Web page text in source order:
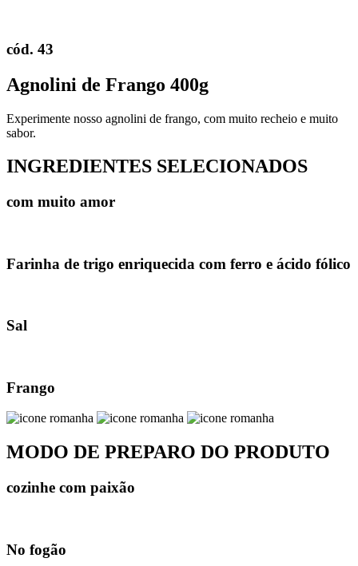
cód. 43
Agnolini de Frango 400g
Experimente nosso agnolini de frango, com muito recheio e muito
sabor.
INGREDIENTES SELECIONADOS
com muito amor
Farinha de trigo enriquecida com ferro e ácido fólico
Sal
Frango
MODO DE PREPARO DO PRODUTO
cozinhe com paixão
No fogão